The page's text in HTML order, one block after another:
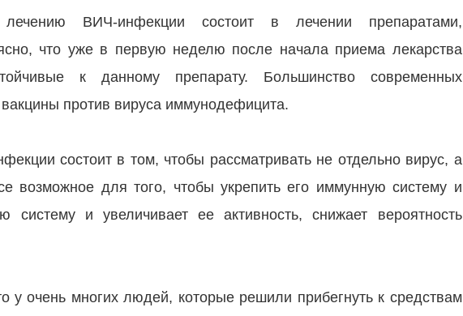
ВИЧ-инфекции состоит в лечении препаратами,
что уже в первую неделю после начала приема лекарства
к данному препарату. Большинство современных
против вируса иммунодефицита.
состоит в том, чтобы рассматривать не отдельно вирус, а
возможное для того, чтобы укрепить его иммунную систему и
систему и увеличивает ее активность, снижает вероятность
у очень многих людей, которые решили прибегнуть к средствам